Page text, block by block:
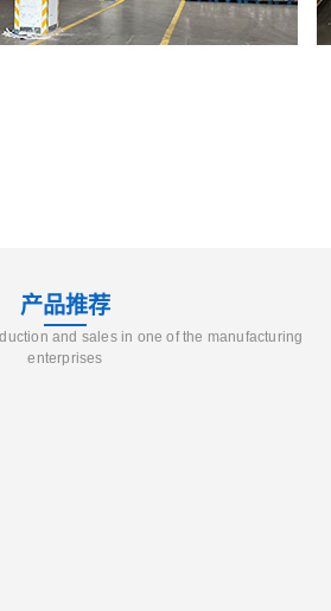
产品推荐
and sales in one of the manufacturing
enterprises